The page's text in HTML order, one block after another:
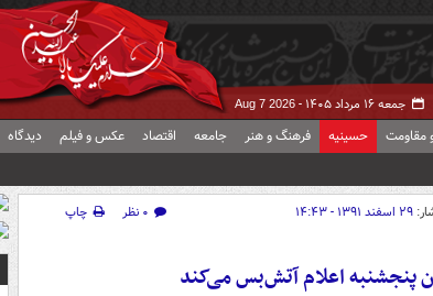
جمعه ۱۶ مرداد ۱۴۰۵ - Aug 7 2026
مقاومت حسینیه فرهنگ و هنر جامعه اقتصاد عکس و فیلم دیدگاه
۲۹ اسفند ۱۳۹۱ - ۱۴:۴۳ ۰ نظر
چاپ
پنجشنبه اعلام آتش‌بس می‌کند